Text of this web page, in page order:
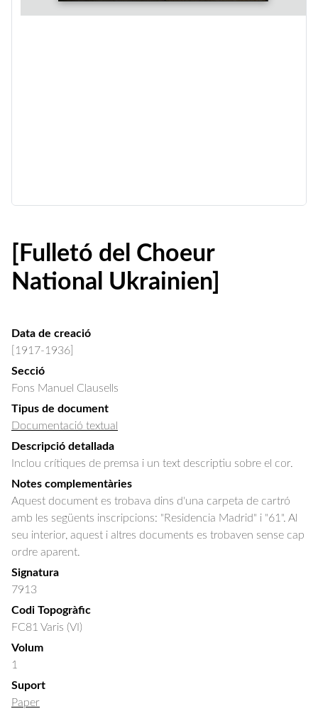
[Fulletó del Choeur
National Ukrainien]
Data de creació
[1917-1936]
Secció
Fons Manuel Clausells
Tipus de document
Documentació textual
Descripció detallada
Inclou crítiques de premsa i un text descriptiu sobre el cor.
Notes complementàries
Aquest document es trobava dins d'una carpeta de cartró
amb les següents inscripcions: "Residencia Madrid" i "61". Al
seu interior, aquest i altres documents es trobaven sense cap
ordre aparent.
Signatura
7913
Codi Topogràfic
FC81 Varis (VI)
Volum
1
Suport
Paper